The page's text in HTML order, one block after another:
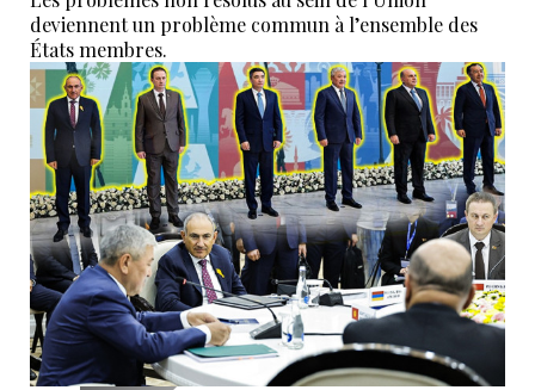
deviennent un problème commun à l’ensemble des
États membres.